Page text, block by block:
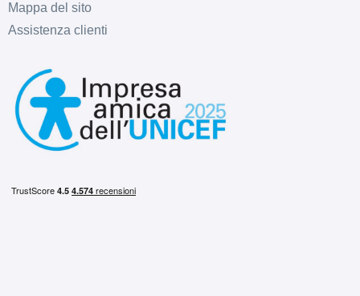
Mappa del sito
Assistenza clienti